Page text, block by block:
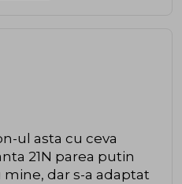
ul asta cu ceva
21N parea putin
dar s-a adaptat